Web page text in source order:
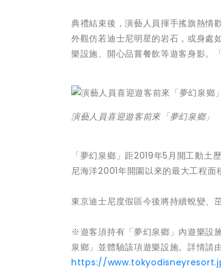
典禮結束後，演藝人員揮手搖旗熱情
外觀仿若迪士尼明星的岩石，或身處
樂設施、開心品嘗餐飲等遊客身影。
演藝人員喜迎遊客前來「夢幻泉鄉」
「夢幻泉鄉」距2019年5月開工動
尼海洋2001年開園以來的最大工程面
東京迪士尼度假區今後將持續蛻變、
※遊客須持有「夢幻泉鄉」內遊樂設
泉鄉」並體驗該項遊樂設施。詳情請
https://